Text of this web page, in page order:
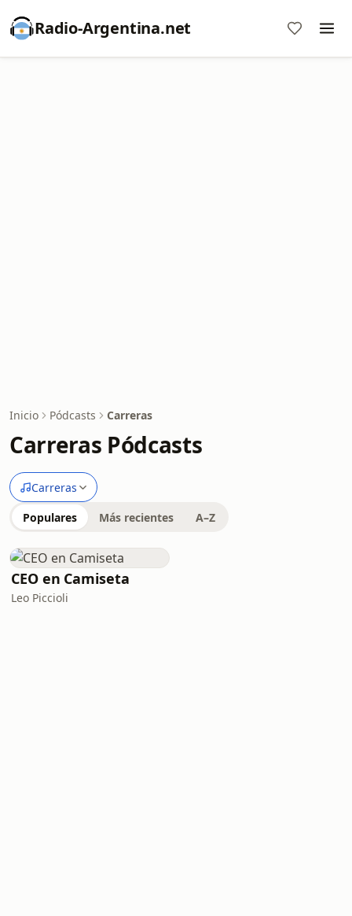
Radio-Argentina.net
Inicio Pódcasts Carreras
Carreras Pódcasts
Carreras
Populares Más recientes A–Z
CEO en Camiseta
Leo Piccioli